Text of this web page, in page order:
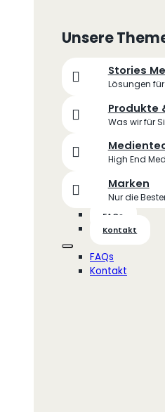
Unsere
Stories
Lösungen
Produkte
Was wir für
High End
Marken
Nur die
FAQs
Kontakt
FAQs
Kontakt